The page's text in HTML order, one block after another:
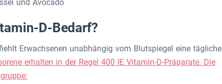
und Avocado
D-Bedarf?
Erwachsenen unabhängig vom Blutspiegel eine tägliche
erhalten in der Regel 400 IE Vitamin-D-Präparate. Die